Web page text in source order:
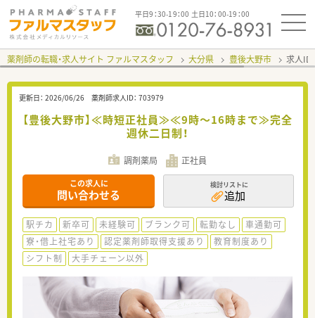
平日9：30-19：00 土日10：00-19：00
薬剤師の転職・求人サイト ファルマスタッフ 大分県 豊後大野市 求人ID
更新日： 2026/06/26 薬剤師求人ID： 703979
【豊後大野市】≪時短正社員≫≪9時～16時まで≫完全
週休二日制！
調剤薬局 正社員
この求人に
問い合わせる
検討リストに
追加
駅チカ 新卒可 未経験可 ブランク可 転勤なし
車通勤可
寮・借上社宅あり
認定薬剤師取得支援あり
教育制度あり
シフト制
大手チェーン以外